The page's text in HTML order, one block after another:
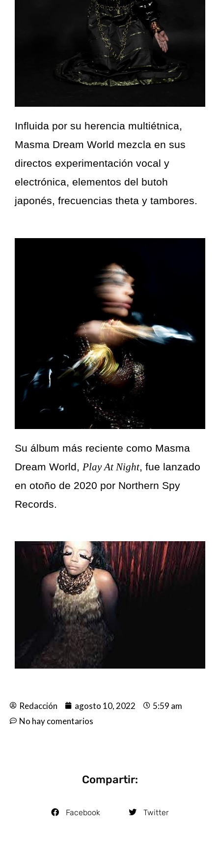
Influida por su herencia multiétnica,
Masma Dream World mezcla en sus
directos experimentación vocal y
electrónica, elementos del butoh
japonés, frecuencias theta y tambores.
Su álbum más reciente como Masma
Dream World, Play At Night, fue lanzado
en otoño de 2020 por Northern Spy
Records.
Redacción agosto 10, 2022
5:59 am
No hay comentarios
Compartir:
Facebook Twitter